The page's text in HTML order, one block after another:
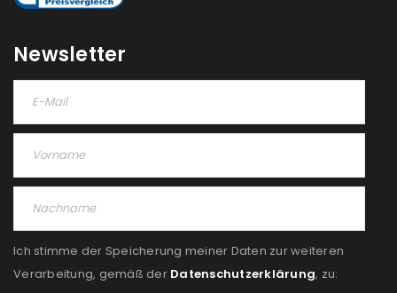
REGISTRIEREN
E-Mail-Adresse
deine E-Mail-Adresse gesendet.
Newsletter
Ich stimme der Speicherung meiner Daten zur weiteren
Verarbeitung, gemäß der Datenschutzerklärung, zu: